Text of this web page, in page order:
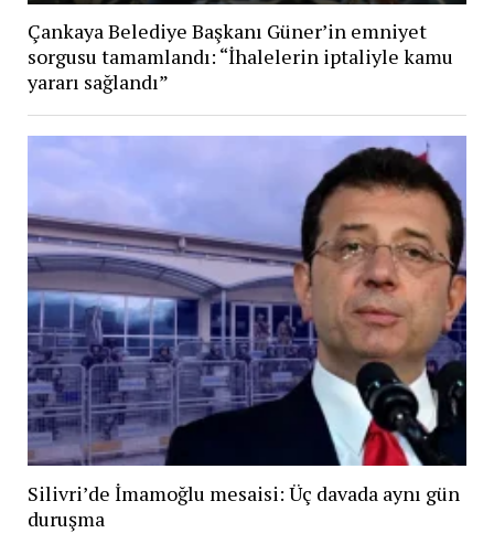
Çankaya Belediye Başkanı Güner’in emniyet
sorgusu tamamlandı: “İhalelerin iptaliyle kamu
yararı sağlandı”
Silivri’de İmamoğlu mesaisi: Üç davada aynı gün
duruşma